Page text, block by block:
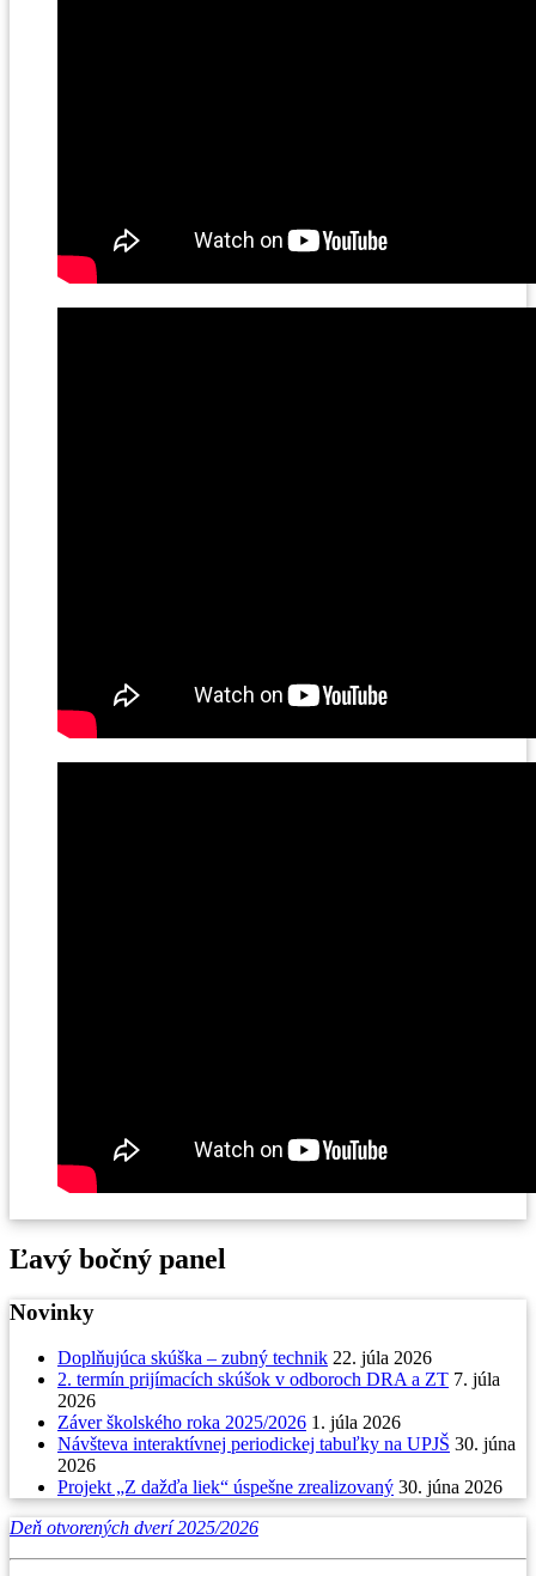
Ľavý bočný panel
Novinky
Doplňujúca skúška – zubný technik 22. júla 2026
2. termín prijímacích skúšok v odboroch DRA a ZT 7. júla
2026
Záver školského roka 2025/2026 1. júla 2026
Návšteva interaktívnej periodickej tabuľky na UPJŠ 30. júna
2026
Projekt „Z dažďa liek“ úspešne zrealizovaný 30. júna 2026
Deň otvorených dverí 2025/2026